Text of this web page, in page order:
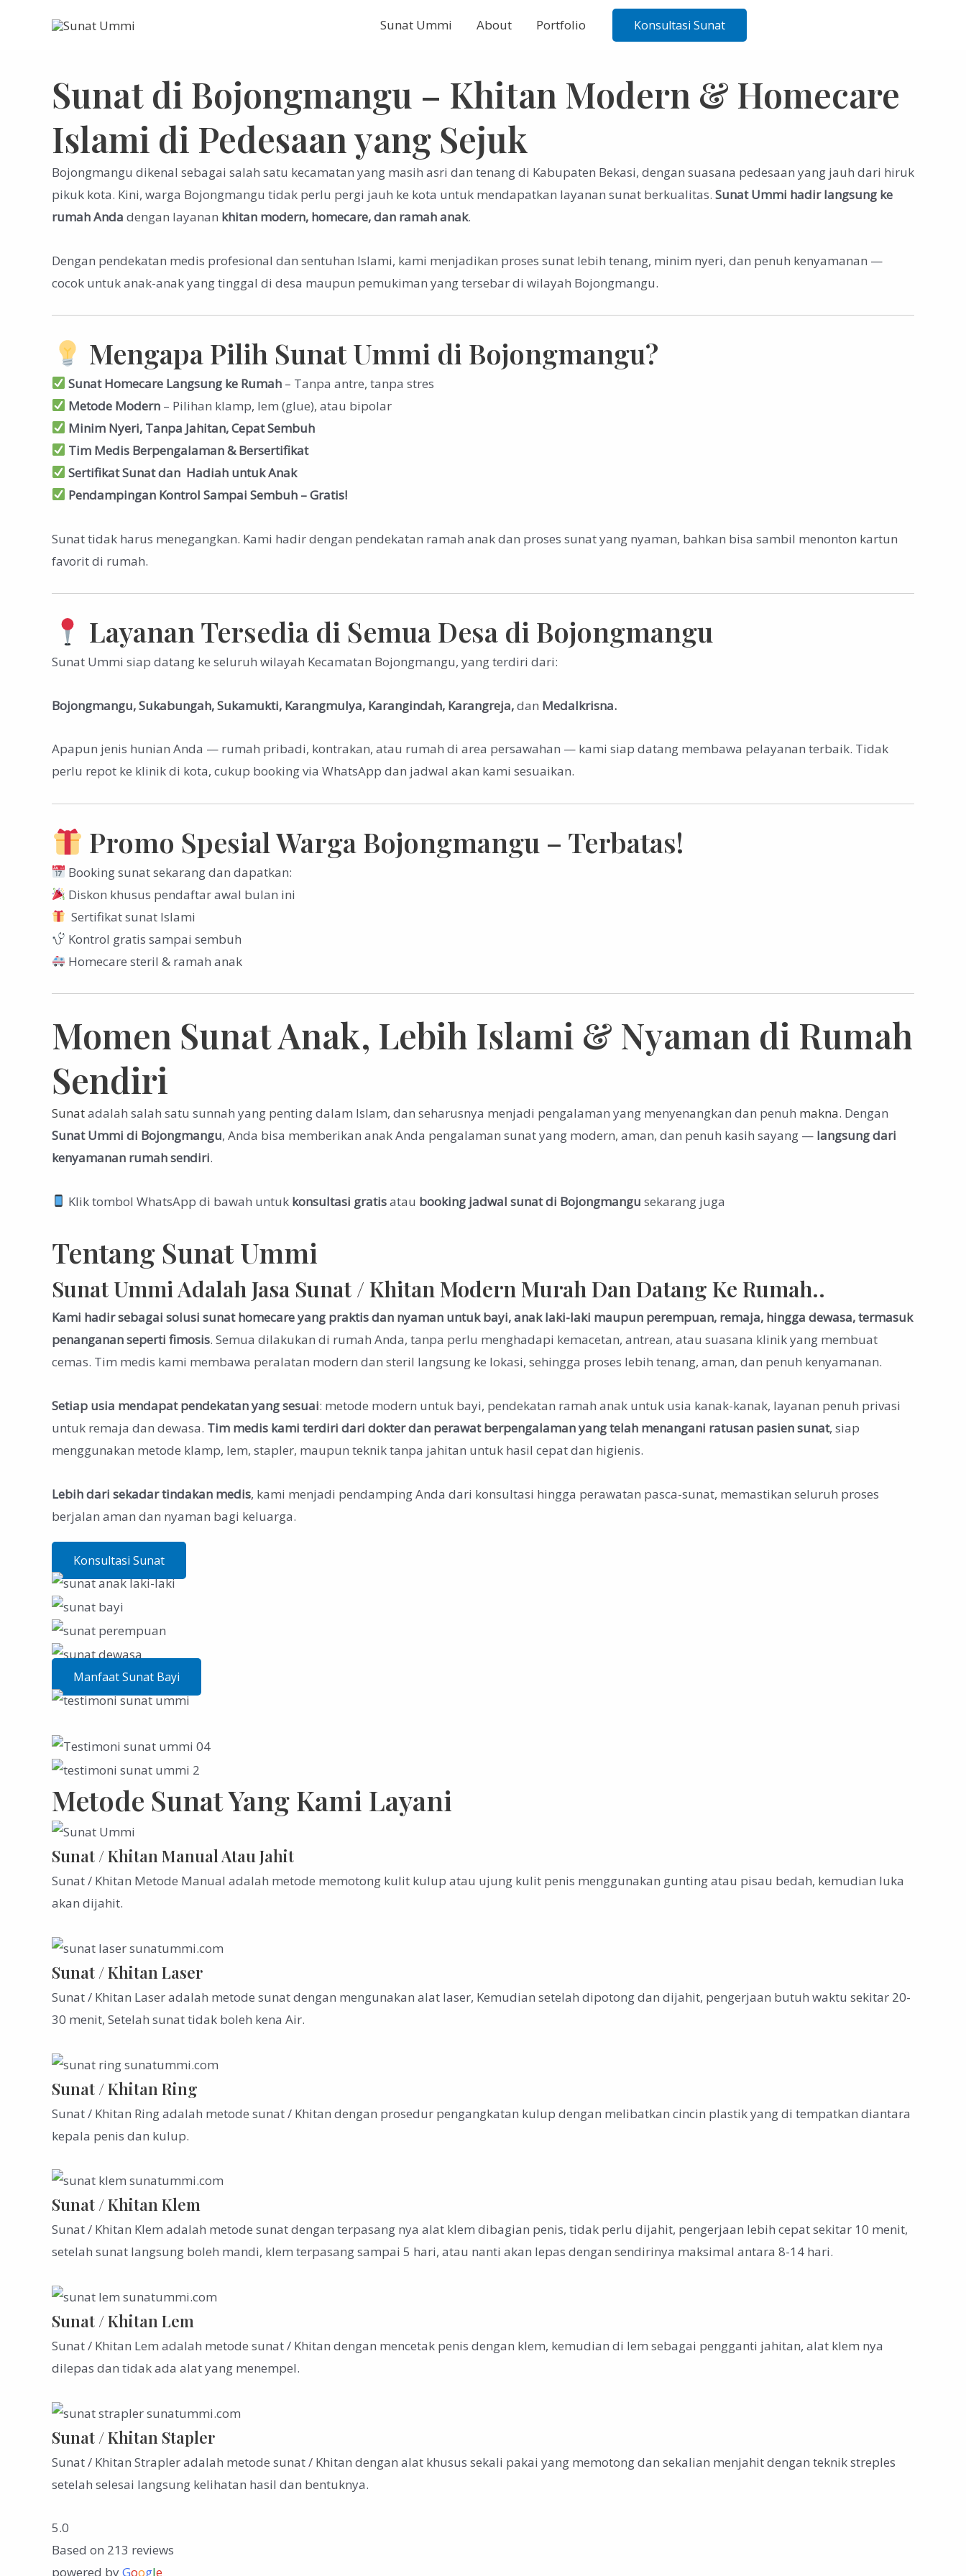
Sunat Ummi About Portfolio Konsultasi Sunat
Sunat di Bojongmangu – Khitan Modern & Homecare
Islami di Pedesaan yang Sejuk
Bojongmangu dikenal sebagai salah satu kecamatan yang masih asri dan tenang di Kabupaten Bekasi, dengan suasana pedesaan yang jauh dari hiruk
pikuk kota. Kini, warga Bojongmangu tidak perlu pergi jauh ke kota untuk mendapatkan layanan sunat berkualitas. Sunat Ummi hadir langsung ke
rumah Anda dengan layanan khitan modern, homecare, dan ramah anak.
Dengan pendekatan medis profesional dan sentuhan Islami, kami menjadikan proses sunat lebih tenang, minim nyeri, dan penuh kenyamanan —
cocok untuk anak-anak yang tinggal di desa maupun pemukiman yang tersebar di wilayah Bojongmangu.
Mengapa Pilih Sunat Ummi di Bojongmangu?
Sunat Homecare Langsung ke Rumah – Tanpa antre, tanpa stres
Metode Modern – Pilihan klamp, lem (glue), atau bipolar
Minim Nyeri, Tanpa Jahitan, Cepat Sembuh
Tim Medis Berpengalaman & Bersertifikat
Sertifikat Sunat dan Hadiah untuk Anak
Pendampingan Kontrol Sampai Sembuh – Gratis!
Sunat tidak harus menegangkan. Kami hadir dengan pendekatan ramah anak dan proses sunat yang nyaman, bahkan bisa sambil menonton kartun
favorit di rumah.
Layanan Tersedia di Semua Desa di Bojongmangu
Sunat Ummi siap datang ke seluruh wilayah Kecamatan Bojongmangu, yang terdiri dari:
Bojongmangu, Sukabungah, Sukamukti, Karangmulya, Karangindah, Karangreja,dan Medalkrisna.
Apapun jenis hunian Anda — rumah pribadi, kontrakan, atau rumah di area persawahan — kami siap datang membawa pelayanan terbaik. Tidak
perlu repot ke klinik di kota, cukup booking via WhatsApp dan jadwal akan kami sesuaikan.
Promo Spesial Warga Bojongmangu – Terbatas!
Booking sunat sekarang dan dapatkan:
Diskon khusus pendaftar awal bulan ini
Sertifikat sunat Islami
Kontrol gratis sampai sembuh
Homecare steril & ramah anak
Momen Sunat Anak, Lebih Islami & Nyaman di Rumah
Sendiri
Sunatadalah salah satu sunnah yang penting dalam Islam, dan seharusnya menjadi pengalaman yang menyenangkan dan penuh makna. Dengan
Sunat Ummi di Bojongmangu, Anda bisa memberikan anak Anda pengalaman sunat yang modern, aman, dan penuh kasih sayang — langsung dari
kenyamanan rumah sendiri.
Klik tombol WhatsApp di bawah untuk konsultasi gratisatau booking jadwal sunat di Bojongmangu sekarang juga
Tentang Sunat Ummi
Sunat Ummi Adalah Jasa Sunat / Khitan Modern Murah Dan Datang Ke Rumah..
Kami hadir sebagai solusi sunat homecare yang praktis dan nyaman untuk bayi, anak laki-laki maupun perempuan, remaja, hingga dewasa, termasuk
penanganan seperti fimosis. Semua dilakukan di rumah Anda, tanpa perlu menghadapi kemacetan, antrean, atau suasana klinik yang membuat
cemas. Tim medis kami membawa peralatan modern dan steril langsung ke lokasi, sehingga proses lebih tenang, aman, dan penuh kenyamanan.
Setiap usia mendapat pendekatan yang sesuai: metode modern untuk bayi, pendekatan ramah anak untuk usia kanak-kanak, layanan penuh privasi
untuk remaja dan dewasa. Tim medis kami terdiri dari dokter dan perawat berpengalamanyang telah menangani ratusan pasien sunat, siap
menggunakan metode klamp, lem, stapler, maupun teknik tanpa jahitan untuk hasil cepat dan higienis.
Lebih dari sekadar tindakan medis, kami menjadi pendamping Anda dari konsultasi hingga perawatan pasca-sunat, memastikan seluruh proses
berjalan aman dan nyaman bagi keluarga.
Konsultasi Sunat
Manfaat Sunat Bayi
Metode Sunat Yang Kami Layani
Sunat / Khitan Manual Atau Jahit
Sunat / Khitan Metode Manual adalah metode memotong kulit kulup atau ujung kulit penis menggunakan gunting atau pisau bedah, kemudian luka
akan dijahit.
Sunat / Khitan Laser
Sunat / Khitan Laser adalah metode sunat dengan mengunakan alat laser, Kemudian setelah dipotong dan dijahit, pengerjaan butuh waktu sekitar 20-
30 menit, Setelah sunat tidak boleh kena Air.
Sunat / Khitan Ring
Sunat / Khitan Ring adalah metode sunat / Khitan dengan prosedur pengangkatan kulup dengan melibatkan cincin plastik yang di tempatkan diantara
kepala penis dan kulup.
Sunat / Khitan Klem
Sunat / Khitan Klem adalah metode sunat dengan terpasang nya alat klem dibagian penis, tidak perlu dijahit, pengerjaan lebih cepat sekitar 10 menit,
setelah sunat langsung boleh mandi, klem terpasang sampai 5 hari, atau nanti akan lepas dengan sendirinya maksimal antara 8-14 hari.
Sunat / Khitan Lem
Sunat / Khitan Lem adalah metode sunat / Khitan dengan mencetak penis dengan klem, kemudian di lem sebagai pengganti jahitan, alat klem nya
dilepas dan tidak ada alat yang menempel.
Sunat / Khitan Stapler
Sunat / Khitan Strapler adalah metode sunat / Khitan dengan alat khusus sekali pakai yang memotong dan sekalian menjahit dengan teknik streples
setelah selesai langsung kelihatan hasil dan bentuknya.
5.0
Based on 213 reviews
powered byGoogle